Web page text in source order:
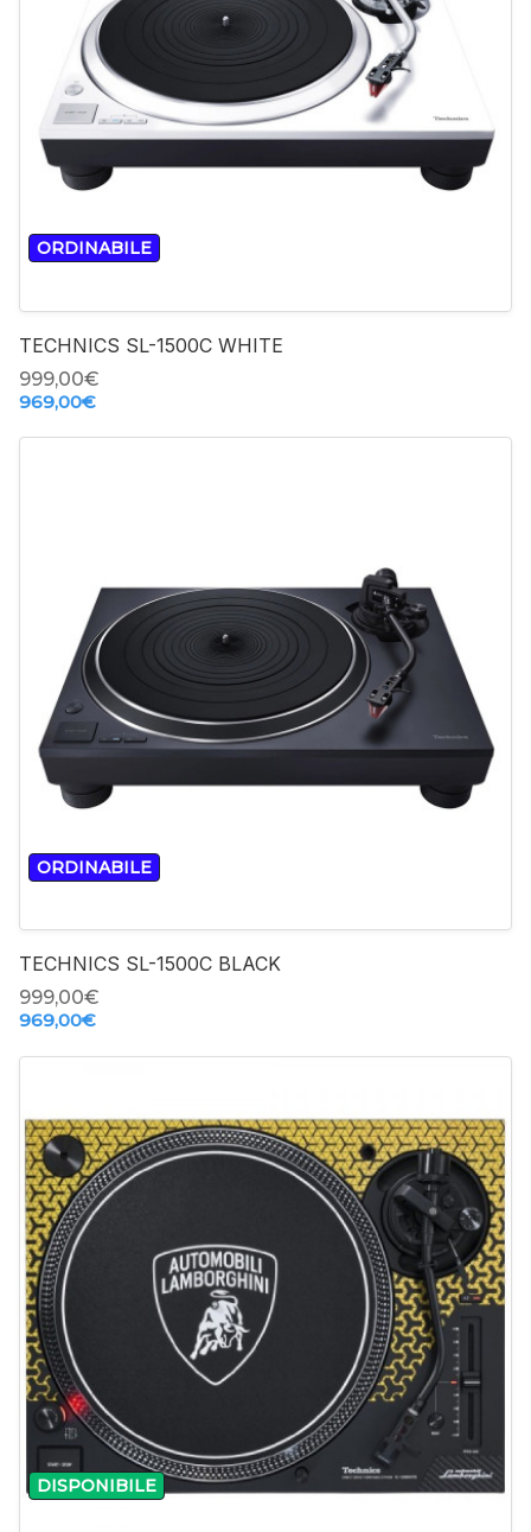
ORDINABILE
TECHNICS SL-1500C WHITE
999,00‎€
969,00‎€
-
ORDINABILE
TECHNICS SL-1500C BLACK
999,00‎€
969,00‎€
DISPONIBILE